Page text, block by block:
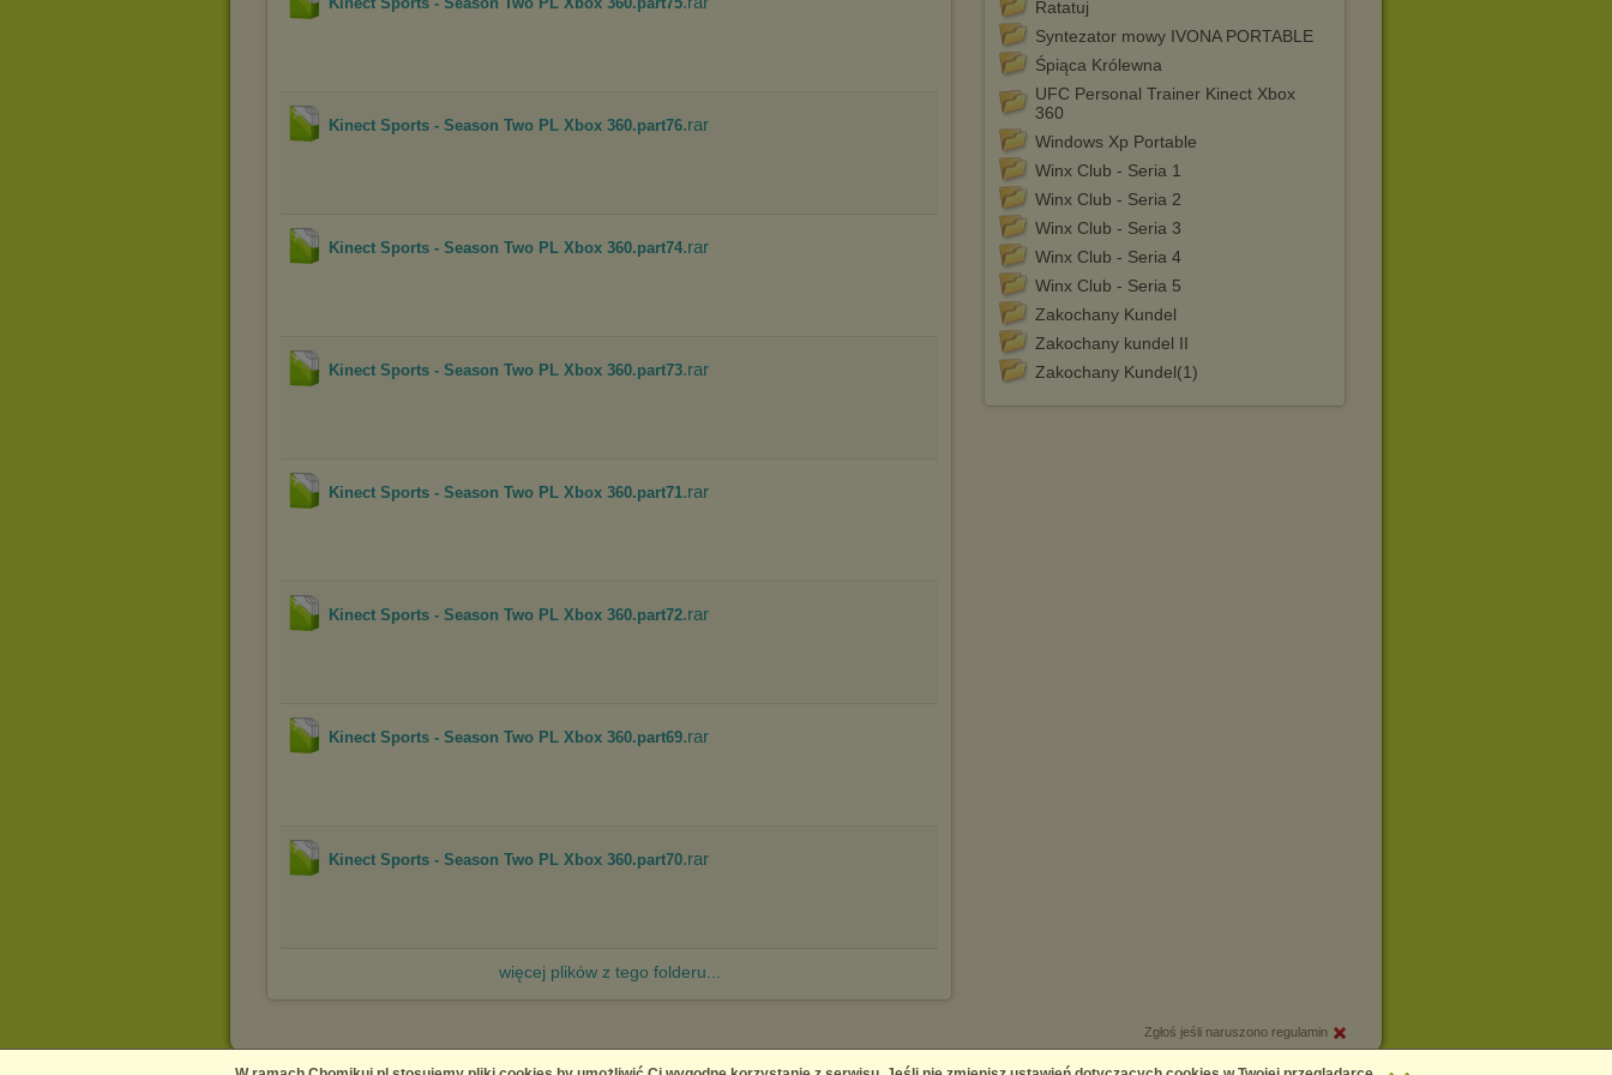
(dostosowanie reklam do Twoich potrzeb, analiza skuteczności działań
Wyrażenie sprzeciwu spowoduje, że wyświetlana Ci reklama nie
będzie dopasowana do Twoich preferencji, a będzie to reklama
Istnieje możliwość zmiany ustawień przeglądarki internetowej w
sposób uniemożliwiający przechowywanie plików cookies na
urządzeniu końcowym. Można również usunąć pliki cookies,
dokonując odpowiednich zmian w ustawieniach przeglądarki
Pełną informację na ten temat znajdziesz pod adresem
http://chomikuj.pl/PolitykaPrywatnosci.aspx
Ratatuj
Syntezator mowy IVONA PORTABLE
Śpiąca Królewna
UFC Personal Trainer Kinect Xbox
360
Windows Xp Portable
Winx Club - Seria 1
Winx Club - Seria 2
Winx Club - Seria 3
Winx Club - Seria 4
Winx Club - Seria 5
Zakochany Kundel
Zakochany kundel II
Zakochany Kundel(1)
Kinect Sports - Season Two PL Xbox 360.part76.rar
Kinect Sports - Season Two PL Xbox 360.part74.rar
Kinect Sports - Season Two PL Xbox 360.part73.rar
Kinect Sports - Season Two PL Xbox 360.part71.rar
Kinect Sports - Season Two PL Xbox 360.part72.rar
Kinect Sports - Season Two PL Xbox 360.part69.rar
Kinect Sports - Season Two PL Xbox 360.part70.rar
więcej plików z tego folderu...
Zgłoś jeśli naruszono regulamin
Copyright © 2026Chomikuj.pl